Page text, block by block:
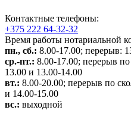
Контактные телефоны:
+375 222 64-32-32
Время работы нотариальной
пн., сб.: 8.00-17.00; перерыв:
ср.-пт.: 8.00-17.00; перерыв
13.00 и 13.00-14.00
вт.: 8.00-20.00; перерыв по
и 14.00-15.00
вс.: выходной